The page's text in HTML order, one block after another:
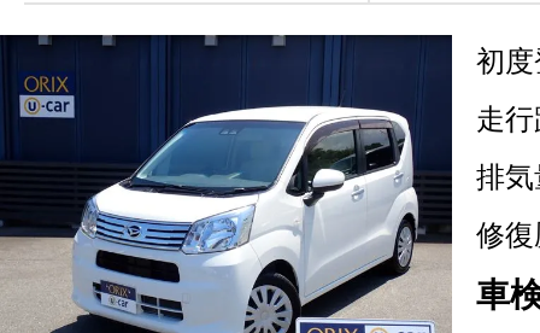
初
走
排気
修復
車